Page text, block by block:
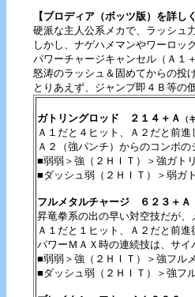
【ブロディア（ボッツ版）を詳し
硬派な主人公系メカで、ラッシュ
しかし、ナゲハメマンやワーロッ
パワーチャージキャンセル（Ａ１
怒涛のラッシュ＆固めてからの投
とりあえず、ジャンプ即４Ｂ等の
ガトリングロッド ２１４＋Ａ （
Ａ１だと４ヒット、Ａ２だと前進
Ａ２（強パンチ）からのコンボの
■弱弱＞強（２ＨＩＴ）＞強ガ
■ダッシュ弱（２ＨＩＴ）＞弱
フルメタルチャージ ６２３＋Ａ
昇竜拳系の出の早い対空技だが、
Ａ１だと１ヒット、Ａ２だと前進
パワーＭＡＸ時の連続技は、サイ
■弱弱＞強（２ＨＩＴ）＞強フ
■ダッシュ弱（２ＨＩＴ）＞強